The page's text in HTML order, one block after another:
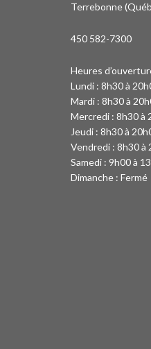
Terrebonne
450 582-7300
Heures
Lundi : 8h30 à
Mardi : 8h30 à
Mercredi : 8h30 à
Jeudi : 8h30 à
Vendredi : 8h30 à
Samedi : 9h00 à
Dimanche : Fermé